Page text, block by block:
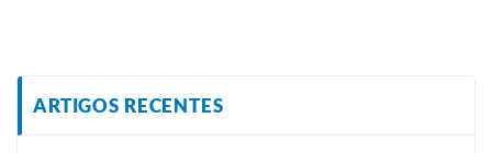
ARTIGOS RECENTES